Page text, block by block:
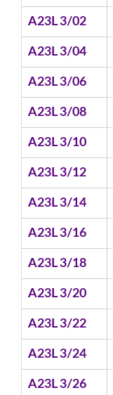
A23L 3/02
A23L 3/04
A23L 3/06
A23L 3/08
A23L 3/10
A23L 3/12
A23L 3/14
A23L 3/16
A23L 3/18
A23L 3/20
A23L 3/22
A23L 3/24
A23L 3/26